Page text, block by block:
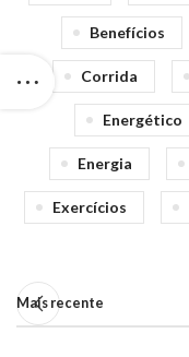
Benefícios
Corrida
Energético
Energia
Exercícios
Mais recente